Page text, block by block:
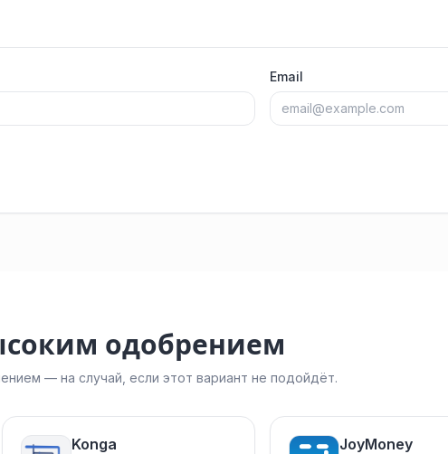
Email
одобрением
— на случай, если этот вариант не подойдёт.
Konga JoyMoney